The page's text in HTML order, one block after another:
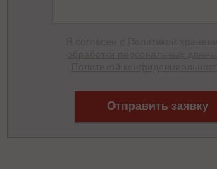
Отправить заявку